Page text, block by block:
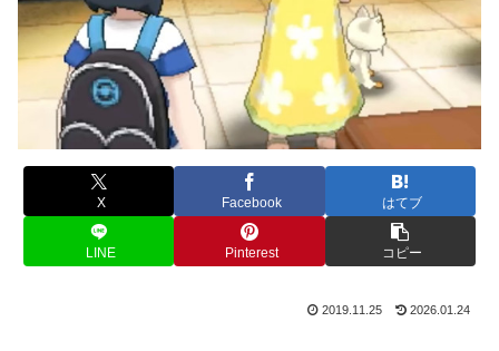
X Facebook はてブ
LINE Pinterest コピー
2019.11.25 2026.01.24